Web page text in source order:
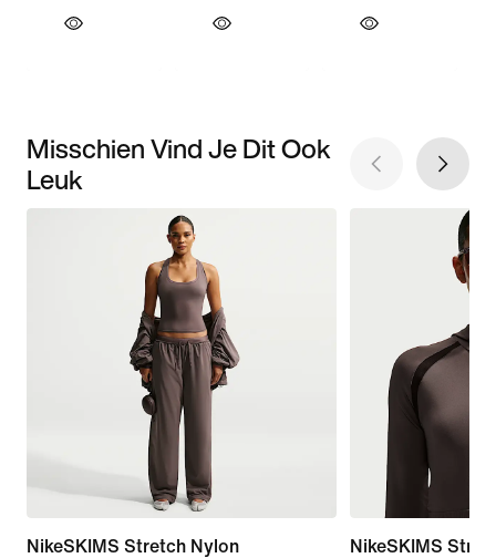
Misschien Vind Je Dit Ook
Leuk
NikeSKIMS Stretch Nylon
NikeSKIMS